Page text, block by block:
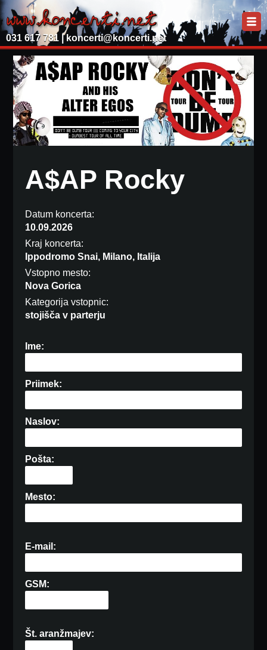
031 617 781 | koncerti@koncerti.net
A$AP Rocky
Datum koncerta:
10.09.2026
Kraj koncerta:
Ippodromo Snai, Milano, Italija
Vstopno mesto:
Nova Gorica
Kategorija vstopnic:
stojišča v parterju
Ime:
Priimek:
Naslov:
Pošta:
Mesto:
E-mail:
GSM:
Št. aranžmajev: